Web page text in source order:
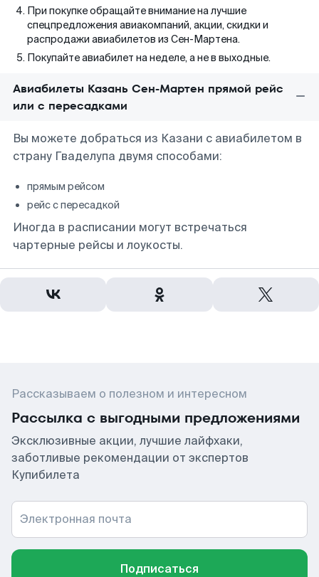
При покупке обращайте внимание на лучшие
спецпредложения авиакомпаний, акции, скидки и
распродажи авиабилетов из Сен-Мартена.
Покупайте авиабилет на неделе, а не в выходные.
Авиабилеты Казань Сен-Мартен прямой рейс
или с пересадками
Вы можете добраться из Казани с авиабилетом в
страну Гваделупа двумя способами:
прямым рейсом
рейс с пересадкой
Иногда в расписании могут встречаться
чартерные рейсы и лоукосты.
Рассказываем о полезном и интересном
Рассылка с выгодными предложениями
Эксклюзивные акции, лучшие лайфхаки,
заботливые рекомендации от экспертов
Купибилета
Электронная почта
Подписаться